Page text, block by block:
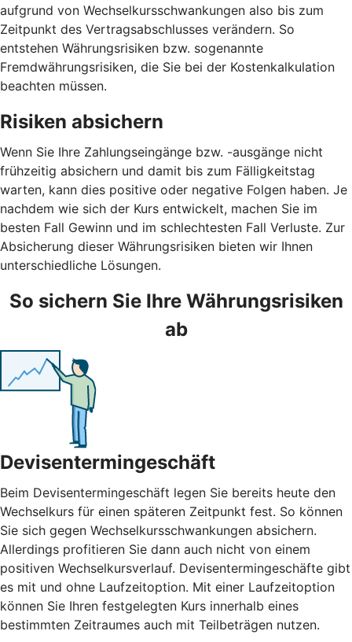
aufgrund von Wechselkursschwankungen also bis zum
Zeitpunkt des Vertragsabschlusses verändern. So
entstehen Währungsrisiken bzw. sogenannte
Fremdwährungsrisiken, die Sie bei der Kostenkalkulation
beachten müssen.
Risiken absichern
Wenn Sie Ihre Zahlungseingänge bzw. -ausgänge nicht
frühzeitig absichern und damit bis zum Fälligkeitstag
warten, kann dies positive oder negative Folgen haben. Je
nachdem wie sich der Kurs entwickelt, machen Sie im
besten Fall Gewinn und im schlechtesten Fall Verluste. Zur
Absicherung dieser Währungsrisiken bieten wir Ihnen
unterschiedliche Lösungen.
So sichern Sie Ihre Währungsrisiken
ab
Devisentermingeschäft
Beim Devisentermingeschäft legen Sie bereits heute den
Wechselkurs für einen späteren Zeitpunkt fest. So können
Sie sich gegen Wechselkursschwankungen absichern.
Allerdings profitieren Sie dann auch nicht von einem
positiven Wechselkursverlauf. Devisentermingeschäfte gibt
es mit und ohne Laufzeitoption. Mit einer Laufzeitoption
können Sie Ihren festgelegten Kurs innerhalb eines
bestimmten Zeitraumes auch mit Teilbeträgen nutzen.